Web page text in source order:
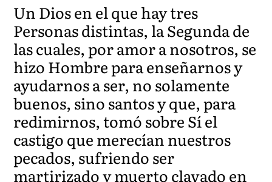
Un Dios en el que hay tres
Personas distintas, la Segunda de
las cuales, por amor a nosotros, se
hizo Hombre para enseñarnos y
ayudarnos a ser, no solamente
buenos, sino santos y que, para
redimirnos, tomó sobre Sí el
castigo que merecían nuestros
pecados, sufriendo ser
martirizado y muerto clavado en